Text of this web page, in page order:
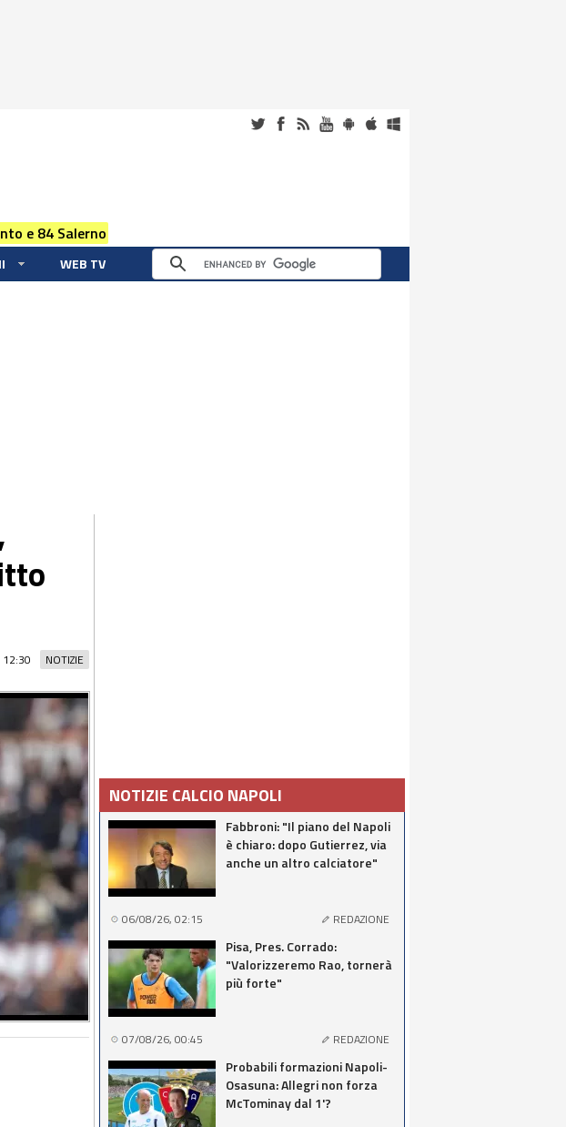
e 84 Salerno
WEB TV
NOTIZIE
12:30
NOTIZIE CALCIO NAPOLI
Fabbroni: "Il piano del Napoli
è chiaro: dopo Gutierrez, via
anche un altro calciatore"
06/08/26, 02:15 REDAZIONE
Pisa, Pres. Corrado:
"Valorizzeremo Rao, tornerà
più forte"
07/08/26, 00:45 REDAZIONE
Probabili formazioni Napoli-
Osasuna: Allegri non forza
McTominay dal 1'?